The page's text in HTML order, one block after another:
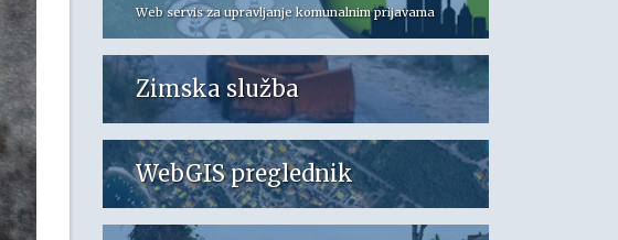
Web servis za upravljanje komunalnim prijavama
Zimska služba
WebGIS preglednik